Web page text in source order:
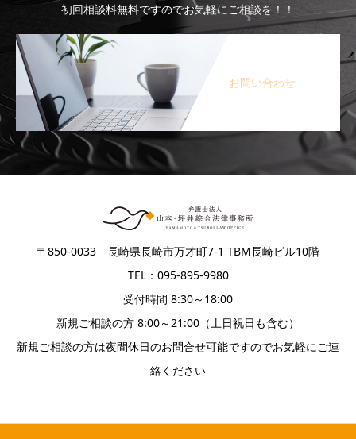
初回相談料無料ですのでお気軽にご相談を！！
お問い合わせ
〒850-0033 長崎県長崎市万才町7-1 TBM長崎ビル10階
TEL：095-895-9980
受付時間 8:30～18:00
新規ご相談の方 8:00～21:00（土日祝日も含む）
新規ご相談の方は夜間休日のお問合せ可能ですのでお気軽にご連
絡ください